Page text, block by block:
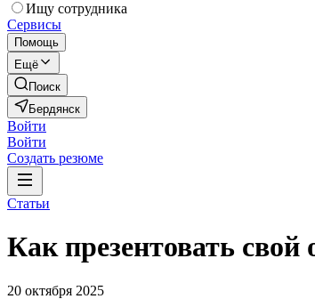
Ищу сотрудника
Сервисы
Помощь
Ещё
Поиск
Бердянск
Войти
Войти
Создать резюме
Статьи
Как презентовать
20 октября 2025